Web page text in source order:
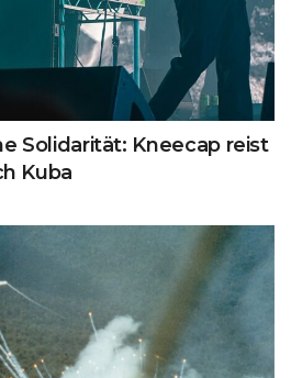
Solidarität: Kneecap reist
Kuba